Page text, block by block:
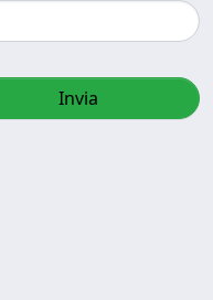
Invia